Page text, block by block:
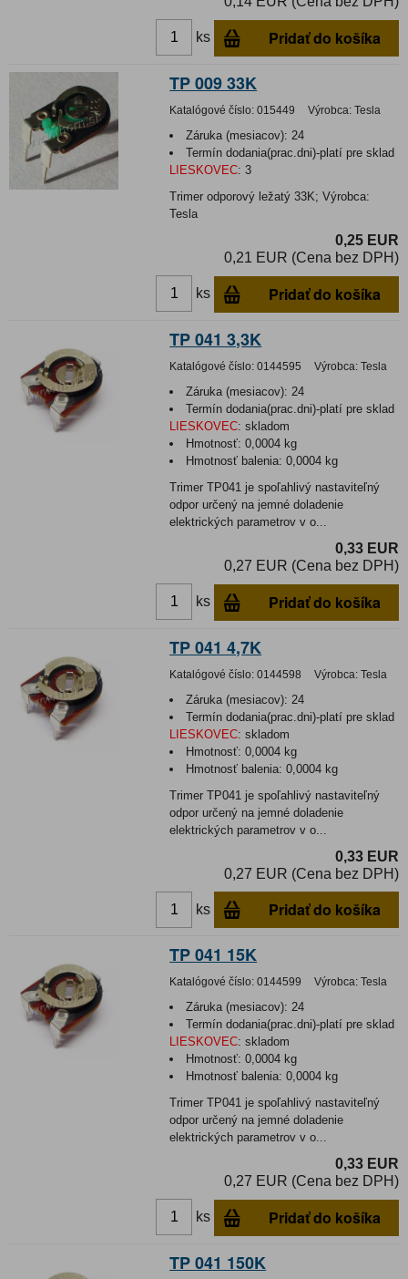
ks Pridať do košíka
TP 009 33K
Katalógové číslo: 015449 Výrobca: Tesla
Záruka (mesiacov): 24
Termín dodania(prac.dni)-platí pre sklad
LIESKOVEC: 3
Trimer odporový ležatý 33K; Výrobca:
Tesla
0,25 EUR
0,21 EUR (Cena bez DPH)
ks Pridať do košíka
TP 041 3,3K
Katalógové číslo: 0144595 Výrobca: Tesla
Záruka (mesiacov): 24
Termín dodania(prac.dni)-platí pre sklad
LIESKOVEC: skladom
Hmotnosť:0,0004 kg
Hmotnosť balenia:0,0004 kg
Trimer TP041 je spoľahlivý nastaviteľný
odpor určený na jemné doladenie
elektrických parametrov v o...
0,33 EUR
0,27 EUR (Cena bez DPH)
ks Pridať do košíka
TP 041 4,7K
Katalógové číslo: 0144598 Výrobca: Tesla
Záruka (mesiacov): 24
Termín dodania(prac.dni)-platí pre sklad
LIESKOVEC: skladom
Hmotnosť:0,0004 kg
Hmotnosť balenia:0,0004 kg
Trimer TP041 je spoľahlivý nastaviteľný
odpor určený na jemné doladenie
elektrických parametrov v o...
0,33 EUR
0,27 EUR (Cena bez DPH)
ks Pridať do košíka
TP 041 15K
Katalógové číslo: 0144599 Výrobca: Tesla
Záruka (mesiacov): 24
Termín dodania(prac.dni)-platí pre sklad
LIESKOVEC: skladom
Hmotnosť:0,0004 kg
Hmotnosť balenia:0,0004 kg
Trimer TP041 je spoľahlivý nastaviteľný
odpor určený na jemné doladenie
elektrických parametrov v o...
0,33 EUR
0,27 EUR (Cena bez DPH)
ks Pridať do košíka
TP 041 150K